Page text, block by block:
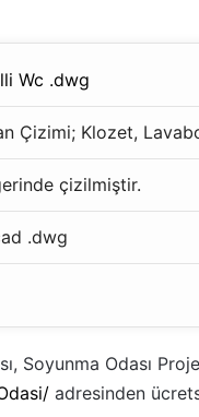
Wc .dwg
Çizimi; Klozet,
çizilmiştir.
.dwg
Soyunma Odası
adresinden